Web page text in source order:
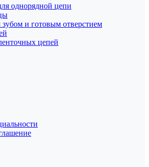
однорядной цепи
и готовым отверстием
цепей